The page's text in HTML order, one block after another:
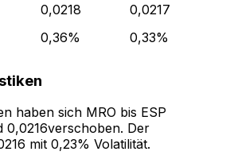
0,0218
0,0217
0,36% 0,33%
haben sich MRO bis ESP
0,0216verschoben. Der
mit 0,23% Volatilität.